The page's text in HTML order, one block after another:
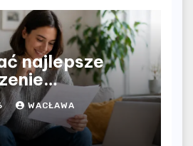
najlepsze
i uniknąć
błędów?
WACŁAWA